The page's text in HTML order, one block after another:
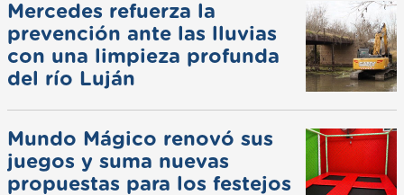
Mercedes refuerza la
prevención ante las lluvias
con una limpieza profunda
del río Luján
Mundo Mágico renovó sus
juegos y suma nuevas
propuestas para los festejos